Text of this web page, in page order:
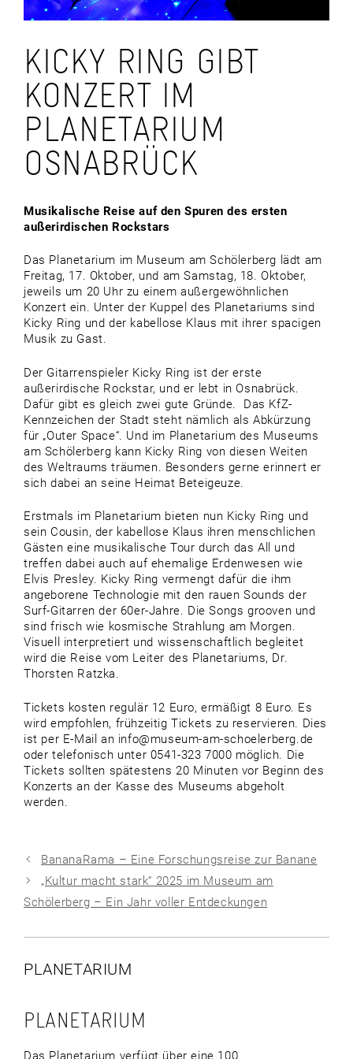
PLANETARIUM
PLANETARIUM
Das Planetarium verfügt über eine 100
KICKY RING GIBT
KONZERT IM
PLANETARIUM
OSNABRÜCK
Musikalische Reise auf den Spuren des ersten
außerirdischen Rockstars
Das Planetarium im Museum am Schölerberg lädt am
Freitag, 17. Oktober, und am Samstag, 18. Oktober,
jeweils um 20 Uhr zu einem außergewöhnlichen
Konzert ein. Unter der Kuppel des Planetariums sind
Kicky Ring und der kabellose Klaus mit ihrer spacigen
Musik zu Gast.
Der Gitarrenspieler Kicky Ring ist der erste
außerirdische Rockstar, und er lebt in Osnabrück.
Dafür gibt es gleich zwei gute Gründe. Das KfZ-
Kennzeichen der Stadt steht nämlich als Abkürzung
für „Outer Space“. Und im Planetarium des Museums
am Schölerberg kann Kicky Ring von diesen Weiten
des Weltraums träumen. Besonders gerne erinnert er
sich dabei an seine Heimat Beteigeuze.
Erstmals im Planetarium bieten nun Kicky Ring und
sein Cousin, der kabellose Klaus ihren menschlichen
Gästen eine musikalische Tour durch das All und
treffen dabei auch auf ehemalige Erdenwesen wie
Elvis Presley. Kicky Ring vermengt dafür die ihm
angeborene Technologie mit den rauen Sounds der
Surf-Gitarren der 60er-Jahre. Die Songs grooven und
sind frisch wie kosmische Strahlung am Morgen.
Visuell interpretiert und wissenschaftlich begleitet
wird die Reise vom Leiter des Planetariums, Dr.
Thorsten Ratzka.
Tickets kosten regulär 12 Euro, ermäßigt 8 Euro. Es
wird empfohlen, frühzeitig Tickets zu reservieren. Dies
ist per E-Mail an info@museum-am-schoelerberg.de
oder telefonisch unter 0541-323 7000 möglich. Die
Tickets sollten spätestens 20 Minuten vor Beginn des
Konzerts an der Kasse des Museums abgeholt
werden.
BananaRama – Eine Forschungsreise zur Banane
„Kultur macht stark“ 2025 im Museum am
Schölerberg – Ein Jahr voller Entdeckungen